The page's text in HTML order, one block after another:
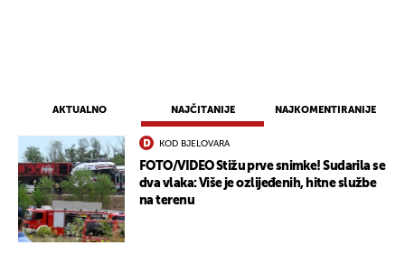
AKTUALNO NAJČITANIJE NAJKOMENTIRANIJE
KOD BJELOVARA
FOTO/VIDEO Stižu prve snimke! Sudarila se
dva vlaka: Više je ozlijeđenih, hitne službe
na terenu